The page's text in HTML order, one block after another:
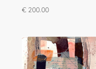
€200.00